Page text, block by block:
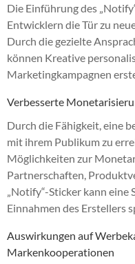
Die Einführung des
Entwicklern die Tür zu
Durch die gezielte
können Kreative
Marketingkampagnen
Verbesserte
Durch die Fähigkeit, eine
mit ihrem Publikum zu
Möglichkeiten zur
Partnerschaften,
„Notify“-Sticker kann
Einnahmen des Erstellers
Auswirkungen auf
Markenkooperationen